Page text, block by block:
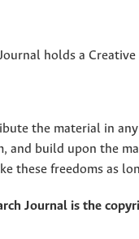
Journal holds a
the material in
and build upon the
these freedoms as
Journal is the